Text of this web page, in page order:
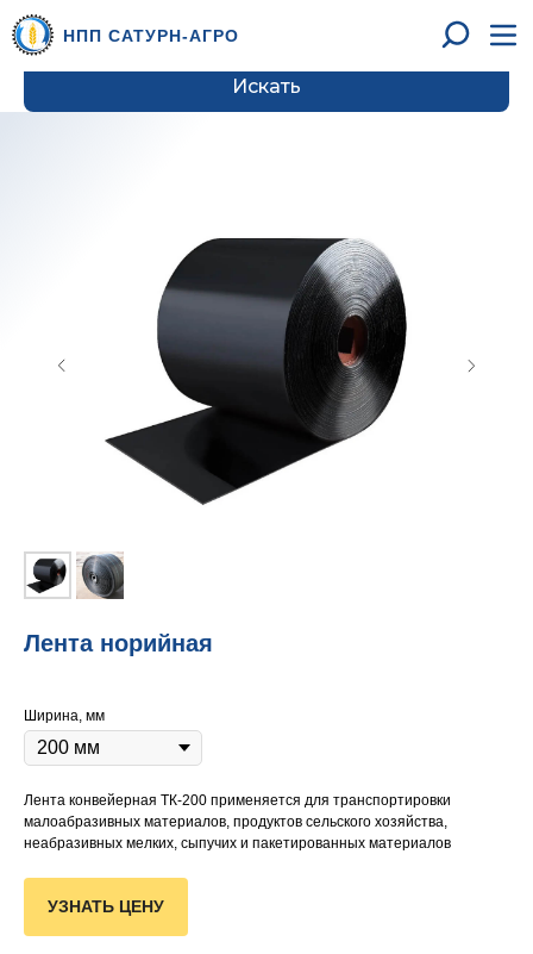
НПП САТУРН-АГРО
Искать
Лента норийная
Ширина, мм
Лента конвейерная ТК-200 применяется для транспортировки
малоабразивных материалов, продуктов сельского хозяйства,
неабразивных мелких, сыпучих и пакетированных материалов
УЗНАТЬ ЦЕНУ